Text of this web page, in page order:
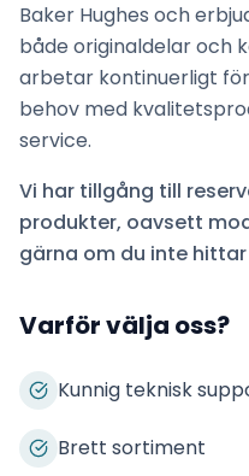
Baker Hughes och
både originaldelar och
arbetar kontinuerligt
behov med
service.
Vi har tillgång till
produkter, oavsett
gärna om du inte
Varför välja oss?
Kunnig teknisk
Brett sortiment